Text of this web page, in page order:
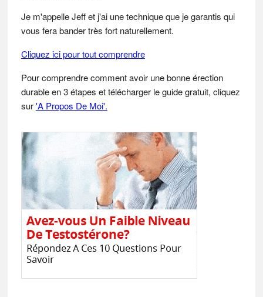
Je m'appelle Jeff et j'ai une technique que je garantis qui
vous fera bander très fort naturellement.
Cliquez ici pour tout comprendre
Pour comprendre comment avoir une bonne érection
durable en 3 étapes et télécharger le guide gratuit, cliquez
sur'A Propos De Moi'.